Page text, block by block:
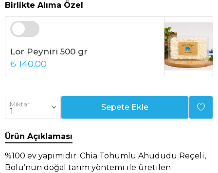
Birlikte Alıma Özel
Lor Peyniri 500 gr
₺ 140.00
Miktar Sepete Ekle
Ürün Açıklaması
%100 ev yapımıdır. Chia Tohumlu Ahududu Reçeli,
Bolu’nun doğal tarım yöntemi ile üretilen